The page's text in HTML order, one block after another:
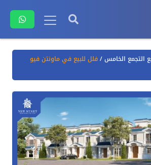
التجمع الخامس/فلل للبيع في ماونتن فيو